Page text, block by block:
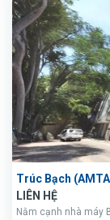
Trúc Bạch
LIÊN HỆ
Nằm cạnh nhà máy